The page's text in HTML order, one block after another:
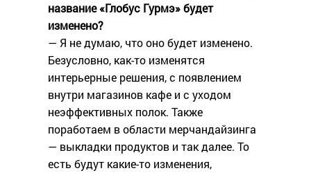
название «Глобус Гурмэ» будет
изменено?
— Я не думаю, что оно будет изменено.
Безусловно, как-то изменятся
интерьерные решения, с появлением
внутри магазинов кафе и с уходом
неэффективных полок. Также
поработаем в области мерчандайзинга
— выкладки продуктов и так далее. То
есть будут какие-то изменения,